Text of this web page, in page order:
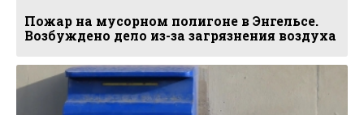
Пожар на мусорном полигоне в Энгельсе.
Возбуждено дело из-за загрязнения воздуха